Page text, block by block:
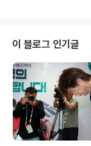
재판부에 사전 신고해야
조건 위반의 구체적인 내
후 변호인과 논의하다 자
습니다. 또한, 2월에는 변
하여 300만원의 과태료
사건들은 정진상 전 실장의
이 블로그 인기글